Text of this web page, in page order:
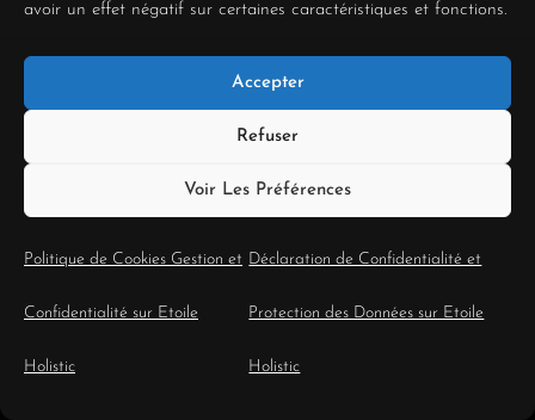
avoir un effet négatif sur certaines caractéristiques et fonctions.
Accepter
Refuser
Voir Les Préférences
Politique de Cookies Gestion et
Confidentialité sur Etoile
Holistic
Déclaration de Confidentialité et
Protection des Données sur Etoile
Holistic
pour vous, et mettre à
jour vos processus
administratifs. C’est de
l’hygiène
La Graine
Stratégique : La